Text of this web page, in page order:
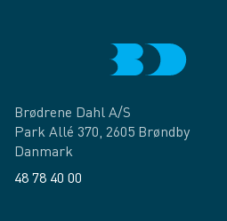
Brødrene Dahl A/S
Park Allé 370, 2605 Brøndby
Danmark
48 78 40 00